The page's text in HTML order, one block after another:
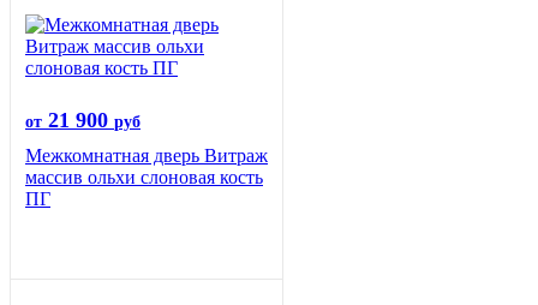
от 21 900 руб
Межкомнатная дверь Витраж
массив ольхи слоновая кость
ПГ